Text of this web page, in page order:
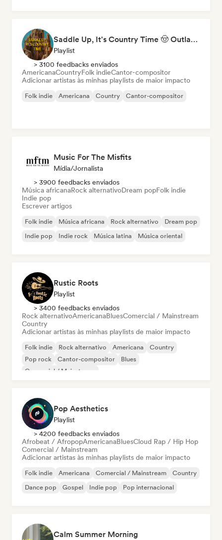
Saddle Up, It's Country Time 🤠 Outlaw Country, Americana & Country Rock
Playlist
> 3100 feedbacks enviados
AmericanaCountryFolk indieCantor-compositor
Adicionar artistas às minhas playlists de maior impacto
Folk indie Americana Country Cantor-compositor
Music For The Misfits
Mídia/Jornalista
> 3900 feedbacks enviados
Música africanaRock alternativoDream popFolk indie
Indie pop
Escrever artigos
Folk indie Música africana Rock alternativo
Dream pop
Indie pop
Indie rock Música latina Música oriental
Rustic Roots
Playlist
> 3400 feedbacks enviados
Rock alternativoAmericanaBluesComercial / Mainstream
Country
Adicionar artistas às minhas playlists de maior impacto
Folk indie Rock alternativo Americana
Country
Pop rock
Cantor-compositor
Blues
Comercial / Mainstream
Pop Aesthetics
Playlist
> 4200 feedbacks enviados
Afrobeat / AfropopAmericanaBluesCloud Rap / Hip Hop
Comercial / Mainstream
Adicionar artistas às minhas playlists de maior impacto
Folk indie Americana Comercial / Mainstream
Country
Dance pop
Gospel Indie pop Pop internacional
Calm Summer Morning